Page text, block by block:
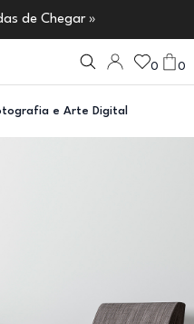
de Chegar »
0 0
e Arte Digital